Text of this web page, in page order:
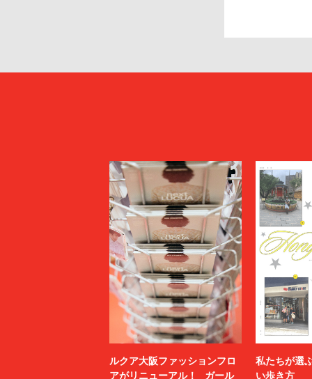
ルクア大阪ファッションフロ
アがリニューアル！ ガール
私たちが選
い歩き方